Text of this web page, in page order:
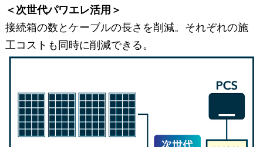
＜次世代パワエレ活用＞
接続箱の数とケーブルの長さを削減。それぞれの施
工コストも同時に削減できる。